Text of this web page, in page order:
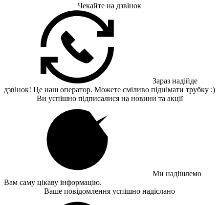
Чекайте на дзвінок
Зараз надійде
дзвінок! Це наш оператор. Можете сміливо піднімати трубку :)
Ви успішно підписалися на новини та акції
Ми надішлемо
Вам саму цікаву інформацію.
Ваше повідомлення успішно надіслано